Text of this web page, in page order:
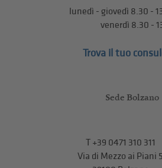
lunedì - giovedì 8.30 -
venerdì 8.30 -
Trova il tuo
Sede Bolzano
T+39 0471 310 311
Via di Mezzo ai Piani 5